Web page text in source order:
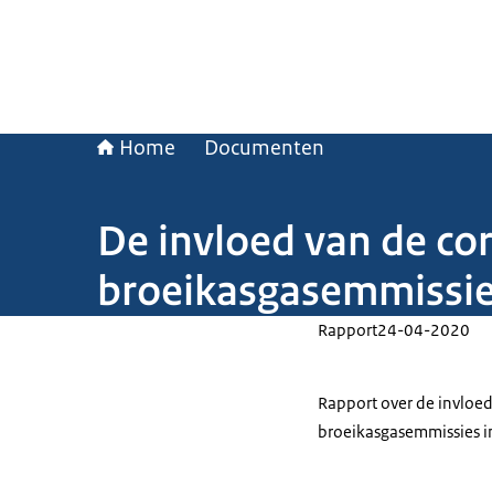
Home Documenten
De invloed van de
Rapport24-04-2020
Rapport over de
broeikasgasemmissies